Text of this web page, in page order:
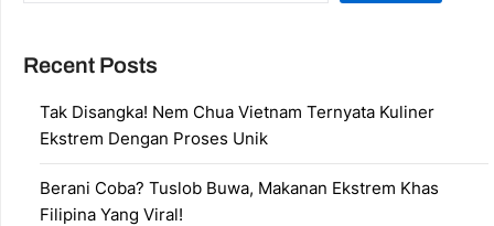
Recent Posts
Tak Disangka! Nem Chua Vietnam Ternyata Kuliner
Ekstrem Dengan Proses Unik
Berani Coba? Tuslob Buwa, Makanan Ekstrem Khas
Filipina Yang Viral!